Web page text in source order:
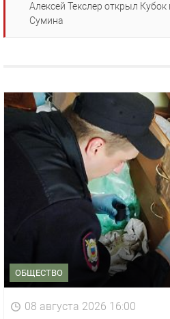
Алексей Текслер открыл
Сумина
ОБЩЕСТВО
08 августа 2026 16:00